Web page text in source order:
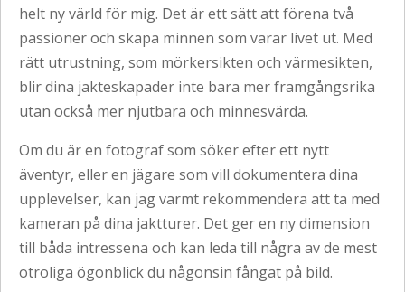
helt ny värld för mig. Det är ett sätt att förena två
passioner och skapa minnen som varar livet ut. Med
rätt utrustning, som mörkersikten och värmesikten,
blir dina jakteskapader inte bara mer framgångsrika
utan också mer njutbara och minnesvärda.
Om du är en fotograf som söker efter ett nytt
äventyr, eller en jägare som vill dokumentera dina
upplevelser, kan jag varmt rekommendera att ta med
kameran på dina jaktturer. Det ger en ny dimension
till båda intressena och kan leda till några av de mest
otroliga ögonblick du någonsin fångat på bild.